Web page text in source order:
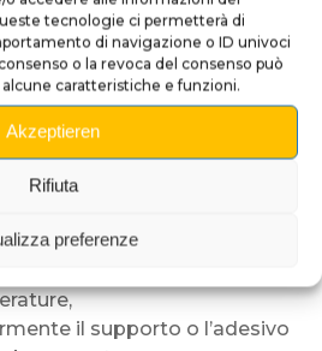
tecnologie ci permetterà di
di navigazione o ID univoci
o la revoca del consenso può
caratteristiche e funzioni.
Akzeptieren
Rifiuta
preferenze
un risultato più
insider a secco
semi-rigida,
più facile da maneggiare
l’installazione,
in un ambiente temperato.
il supporto o l’adesivo